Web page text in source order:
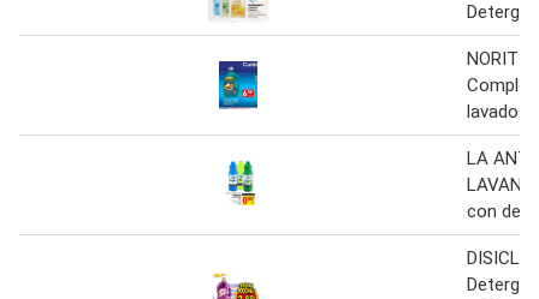
NORIT
Complet
lavados
LA
con
DISICLÍN